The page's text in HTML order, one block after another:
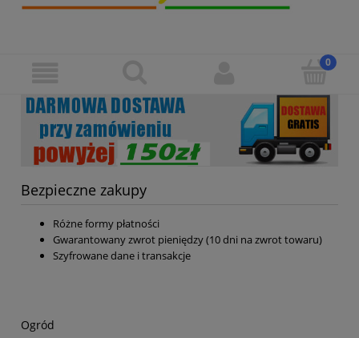
Bezpieczne zakupy
Różne formy płatności
Gwarantowany zwrot pieniędzy (10 dni na zwrot towaru)
Szyfrowane dane i transakcje
Ogród